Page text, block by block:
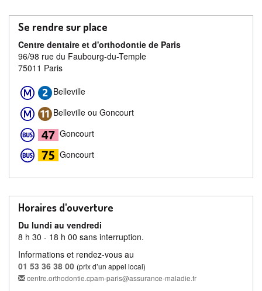
Se rendre sur place
Centre dentaire et d'orthodontie de Paris
96/98 rue du Faubourg-du-Temple
75011 Paris
Belleville
Belleville ou Goncourt
Goncourt
Goncourt
Horaires d'ouverture
Du lundi au vendredi
8 h 30 - 18 h 00 sans interruption.
Informations et rendez-vous au
01 53 36 38 00 (prix d’un appel local)
centre.orthodontie.cpam-paris@assurance-maladie.fr